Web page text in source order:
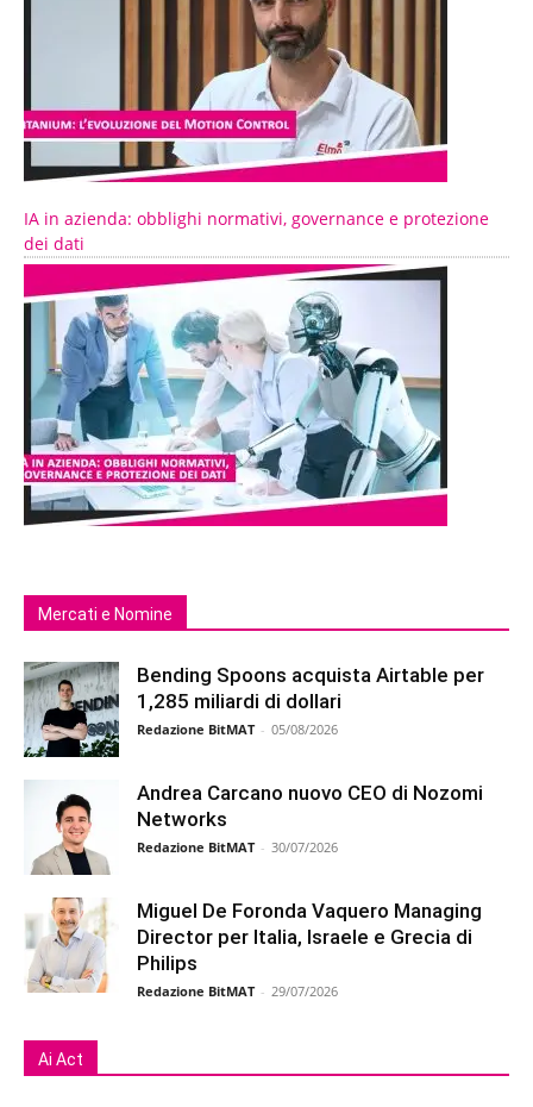
IA in azienda: obblighi normativi, governance e protezione
dei dati
Mercati e Nomine
Bending Spoons acquista Airtable per
1,285 miliardi di dollari
Redazione BitMAT - 05/08/2026
Andrea Carcano nuovo CEO di Nozomi
Networks
Redazione BitMAT - 30/07/2026
Miguel De Foronda Vaquero Managing
Director per Italia, Israele e Grecia di
Philips
Redazione BitMAT - 29/07/2026
Ai Act